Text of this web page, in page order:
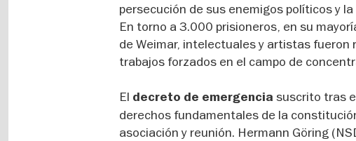
persecución de sus enemigos políticos y
En torno a 3.000 prisioneros, en su
de Weimar, intelectuales y artistas
trabajos forzados en el campo de
El decreto de emergencia suscrito tras
derechos fundamentales de la
asociación y reunión. Hermann Göring